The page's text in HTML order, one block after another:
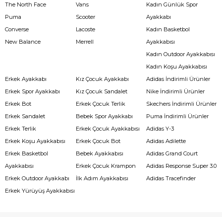
The North Face
Puma
Converse
New Balance
Vans
Scooter
Lacoste
Merrell
Kadın Günlük Spor
Ayakkabı
Kadın Basketbol
Ayakkabısı
Kadın Outdoor Ayakkabısı
Kadın Koşu Ayakkabısı
Erkek Ayakkabı
Erkek Spor Ayakkabı
Erkek Bot
Erkek Sandalet
Erkek Terlik
Erkek Koşu Ayakkabısı
Erkek Basketbol
Ayakkabısı
Erkek Outdoor Ayakkabı
Erkek Yürüyüş Ayakkabısı
Kız Çocuk Ayakkabı
Kız Çocuk Sandalet
Erkek Çocuk Terlik
Bebek Spor Ayakkabı
Erkek Çocuk Ayakkabısı
Erkek Çocuk Bot
Bebek Ayakkabısı
Erkek Çocuk Krampon
İlk Adım Ayakkabısı
Adidas İndirimli Ürünler
Nike İndirimli Ürünler
Skechers İndirimli Ürünler
Puma İndirimli Ürünler
Adidas Y-3
Adidas Adilette
Adidas Grand Court
Adidas Response Super 3.0
Adidas Tracefinder